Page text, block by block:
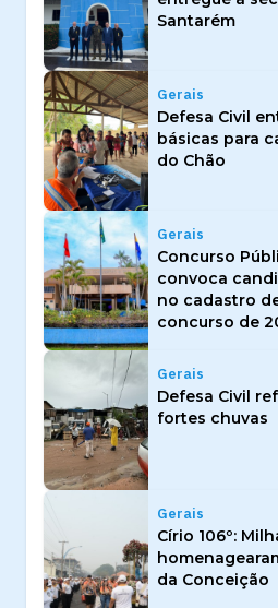
Santarém
Gerais
Defesa Civil
básicas para
do Chão
Gerais
Concurso
convoca
no cadastro
concurso de
Gerais
Defesa Civil
fortes chuvas
Gerais
Círio 106º:
da Conceição